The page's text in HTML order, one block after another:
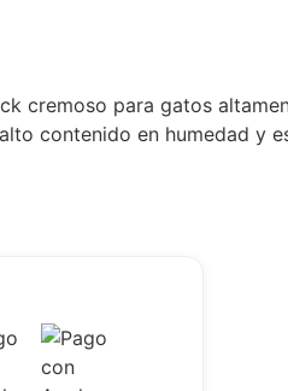
cremoso para gatos
contenido en humedad y